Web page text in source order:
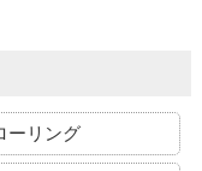
ーリング